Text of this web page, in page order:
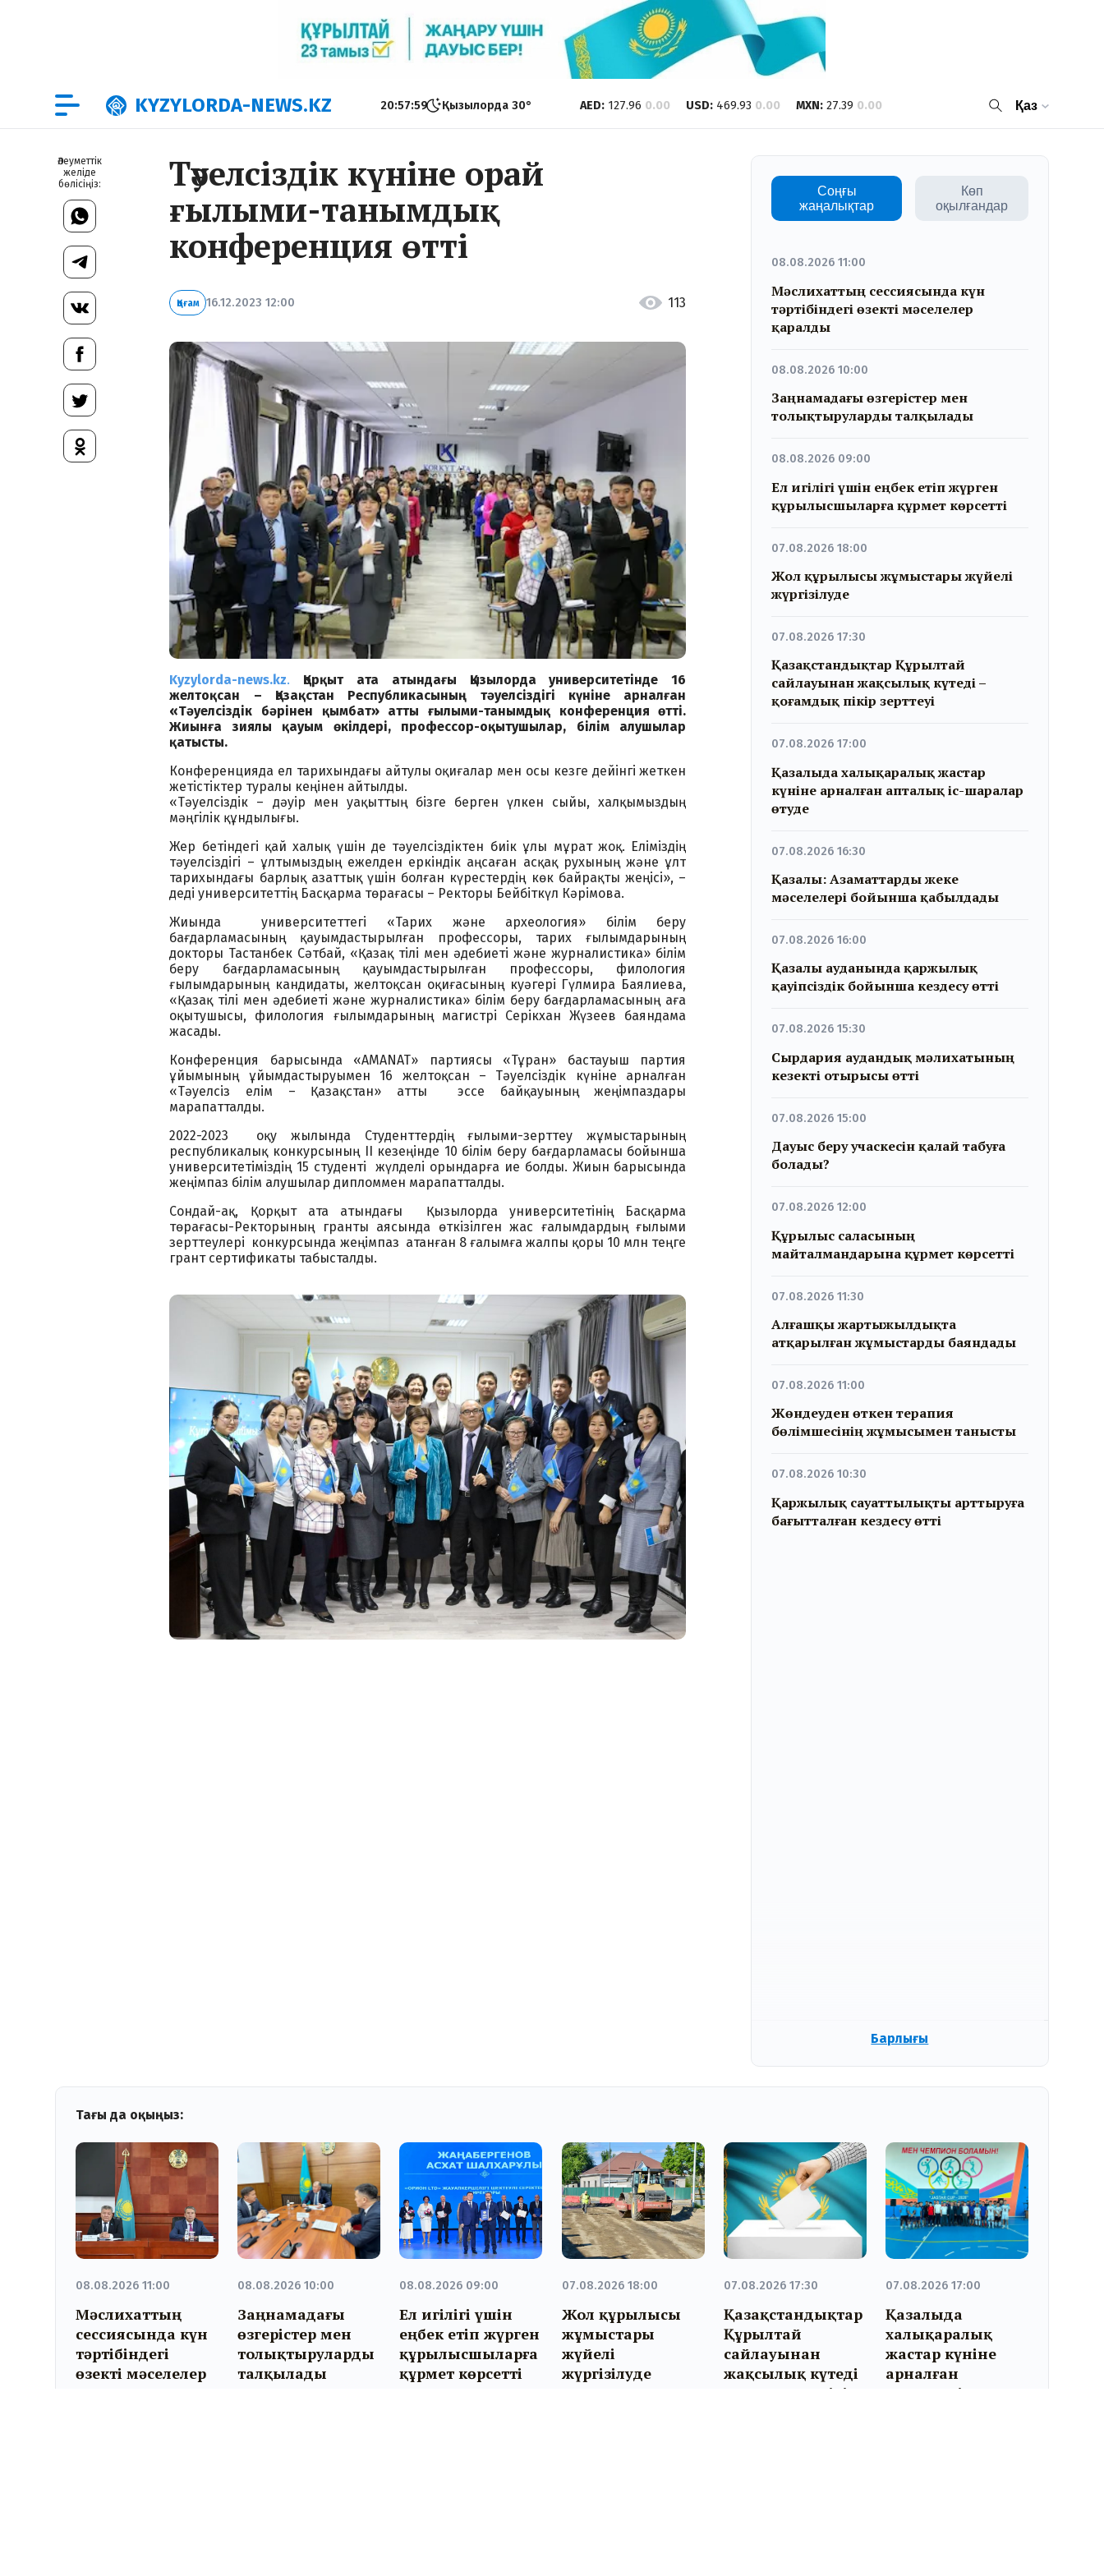
KYZYLORDA-NEWS.KZ 20:58:00 Қызылорда 30° AED: 127.96 0.00 USD: 469.93 0.00 MXN: 27.39 0.00 Қаз
Әлеуметтік
желіде
бөлісіңіз:
Тәуелсіздік күніне орай
ғылыми-танымдық
конференция өтті
Қоғам 16.12.2023 12:00 113
Kyzylorda-news.kz.
Қорқыт ата атындағы Қызылорда университетінде 16
желтоқсан – Қазақстан Республикасының тәуелсіздігі күніне арналған
«Тәуелсіздік бәрінен қымбат» атты ғылыми-танымдық конференция өтті.
Жиынға зиялы қауым өкілдері, профессор-оқытушылар, білім алушылар
қатысты.
Конференцияда ел тарихындағы айтулы оқиғалар мен осы кезге дейінгі жеткен
жетістіктер туралы кеңінен айтылды.
«Тәуелсіздік – дәуір мен уақыттың бізге берген үлкен сыйы, халқымыздың
мәңгілік құндылығы.
Жер бетіндегі қай халық үшін де тәуелсіздіктен биік ұлы мұрат жоқ. Еліміздің
тәуелсіздігі – ұлтымыздың ежелден еркіндік аңсаған асқақ рухының және ұлт
тарихындағы барлық азаттық үшін болған күрестердің көк байрақты жеңісі», –
деді университеттің Басқарма төрағасы – Ректоры Бейбіткүл Кәрімова.
Жиында университеттегі «Тарих және археология» білім беру
бағдарламасының қауымдастырылған профессоры, тарих ғылымдарының
докторы Тастанбек Сәтбай, «Қазақ тілі мен әдебиеті және журналистика» білім
беру бағдарламасының қауымдастырылған профессоры, филология
ғылымдарының кандидаты, желтоқсан оқиғасының куәгері Гүлмира Баялиева,
«Қазақ тілі мен әдебиеті және журналистика» білім беру бағдарламасының аға
оқытушысы, филология ғылымдарының магистрі Серікхан Жүзеев баяндама
жасады.
Конференция барысында «AMANAT» партиясы «Тұран» бастауыш партия
ұйымының ұйымдастыруымен 16 желтоқсан – Тәуелсіздік күніне арналған
«Тәуелсіз елім – Қазақстан» атты эссе байқауының жеңімпаздары
марапатталды.
2022-2023 оқу жылында Студенттердің ғылыми-зерттеу жұмыстарының
республикалық конкурсының ІІ кезеңінде 10 білім беру бағдарламасы бойынша
университетіміздің 15 студенті жүлделі орындарға ие болды. Жиын барысында
жеңімпаз білім алушылар дипломмен марапатталды.
Сондай-ақ, Қорқыт ата атындағы Қызылорда университетінің Басқарма
төрағасы-Ректорының гранты аясында өткізілген жас ғалымдардың ғылыми
зерттеулері конкурсында жеңімпаз атанған 8 ғалымға жалпы қоры 10 млн теңге
грант сертификаты табысталды.
Соңғы
жаңалықтар
Көп
оқылғандар
08.08.2026 11:00
Мәслихаттың сессиясында күн
тәртібіндегі өзекті мәселелер
қаралды
08.08.2026 10:00
Заңнамадағы өзгерістер мен
толықтыруларды талқылады
08.08.2026 09:00
Ел игілігі үшін еңбек етіп жүрген
құрылысшыларға құрмет көрсетті
07.08.2026 18:00
Жол құрылысы жұмыстары жүйелі
жүргізілуде
07.08.2026 17:30
Қазақстандықтар Құрылтай
сайлауынан жақсылық күтеді –
қоғамдық пікір зерттеуі
07.08.2026 17:00
Қазалыда халықаралық жастар
күніне арналған апталық іс-шаралар
өтуде
07.08.2026 16:30
Қазалы: Азаматтарды жеке
мәселелері бойынша қабылдады
07.08.2026 16:00
Қазалы ауданында қаржылық
қауіпсіздік бойынша кездесу өтті
07.08.2026 15:30
Сырдария аудандық мәлихатының
кезекті отырысы өтті
07.08.2026 15:00
Дауыс беру учаскесін қалай табуға
болады?
07.08.2026 12:00
Құрылыс саласының
майталмандарына құрмет көрсетті
07.08.2026 11:30
Алғашқы жартыжылдықта
атқарылған жұмыстарды баяндады
07.08.2026 11:00
Жөндеуден өткен терапия
бөлімшесінің жұмысымен танысты
07.08.2026 10:30
Қаржылық сауаттылықты арттыруға
бағытталған кездесу өтті
Барлығы
Тағы да оқыңыз:
08.08.2026 11:00
Мәслихаттың
сессиясында күн
тәртібіндегі
өзекті мәселелер
08.08.2026 10:00
Заңнамадағы
өзгерістер мен
толықтыруларды
талқылады
08.08.2026 09:00
Ел игілігі үшін
еңбек етіп жүрген
құрылысшыларға
құрмет көрсетті
07.08.2026 18:00
Жол құрылысы
жұмыстары
жүйелі
жүргізілуде
07.08.2026 17:30
Қазақстандықтар
Құрылтай
сайлауынан
жақсылық күтеді
– қоғамдық пікір
07.08.2026 17:00
Қазалыда
халықаралық
жастар күніне
арналған
апталық іс-